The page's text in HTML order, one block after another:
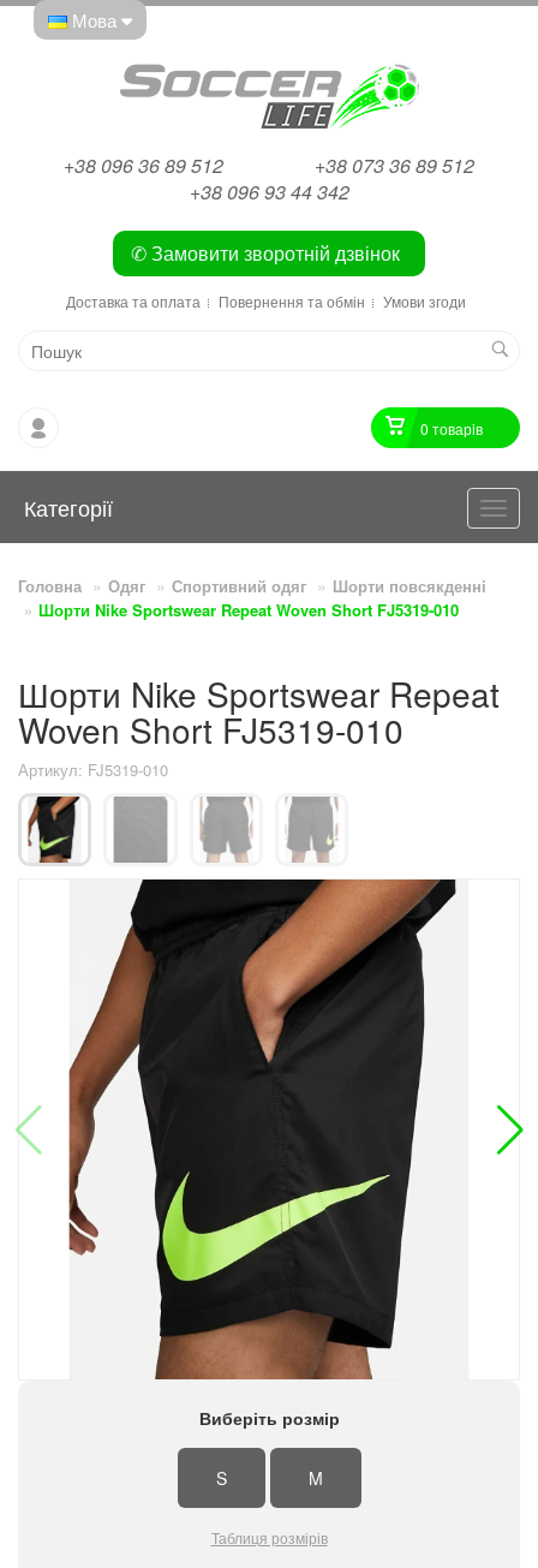
Мова
+38 096 36 89 512
+38 073 36 89 512
+38 096 93 44 342
✆ Замовити зворотній дзвінок
Доставка та оплата Повернення та обмін Умови згоди
0 товарiв
Категорії
Головна Одяг Спортивний одяг
Шорти повсякденнi
Шорти Nike Sportswear Repeat Woven Short FJ5319-010
Шорти Nike Sportswear Repeat
Woven Short FJ5319-010
Артикул: FJ5319-010
Виберіть розмір
S M
Таблиця розмірів